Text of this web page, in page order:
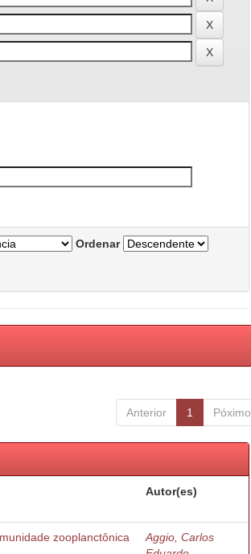
Ordenar
Anterior 1 Póximo
Autor(es)
zooplanctônica
Aggio, Carlos